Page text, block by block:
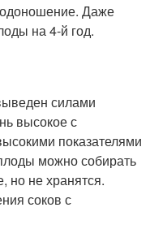
Даже
на 4-й год.
силами
высокое с
показателями
можно собирать
но не хранятся.
соков с